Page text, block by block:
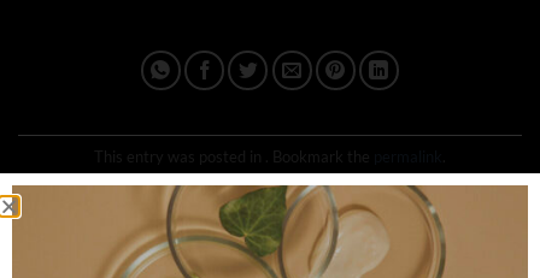
This entry was posted in . Bookmark the
IPLUSQ_ADMAIN